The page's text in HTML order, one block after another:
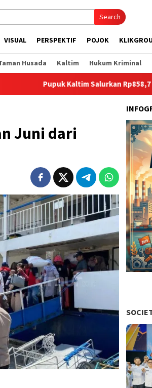
Search
VISUAL PERSPEKTIF POJOK
Husada Kaltim Hukum Kriminal
Pupuk Kaltim Salurkan Rp858,7 Juta
Juni dari